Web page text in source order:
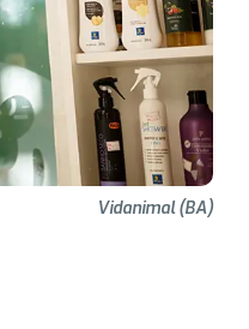
Vidanimal (BA)